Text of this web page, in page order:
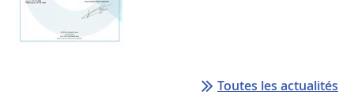
Toutes les actualités